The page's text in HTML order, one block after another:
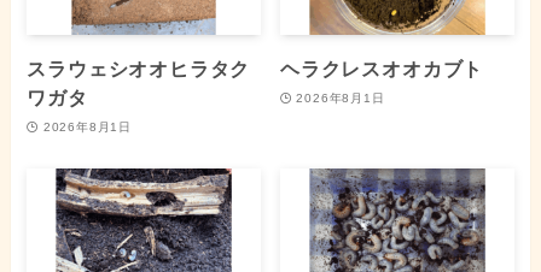
スラウェシオオヒラタク
ワガタ
2026年8月1日
ヘラクレスオオカブト
2026年8月1日